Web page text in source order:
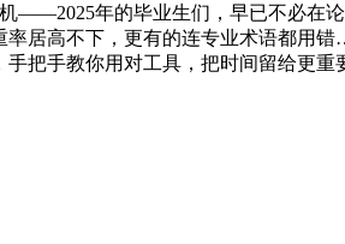
——2025年的毕业生们，早已不必
居高不下，更有的连专业术语都用
把手教你用对工具，把时间留给更重